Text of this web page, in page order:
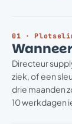
01 ·
Directeur
ziek, of een
drie maanden
10 werkdagen